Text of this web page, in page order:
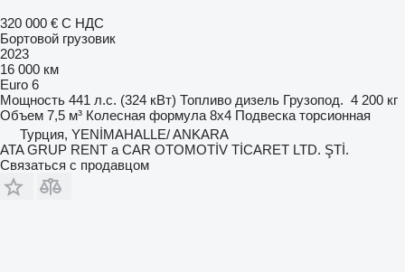
320 000 € С НДС
Бортовой грузовик
2023
16 000 км
Euro 6
Мощность 441 л.с. (324 кВт) Топливо дизель Грузопод. 4 200 кг
Объем 7,5 м³ Колесная формула 8x4 Подвеска торсионная
Турция, YENİMAHALLE/ ANKARA
ATA GRUP RENT a CAR OTOMOTİV TİCARET LTD. ŞTİ.
Связаться с продавцом